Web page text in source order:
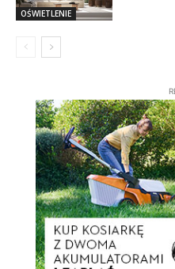
OŚWIETLENIE